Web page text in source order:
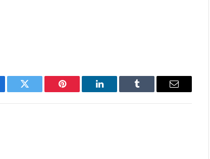
Twitter Pinterest LinkedIn Tumblr Email